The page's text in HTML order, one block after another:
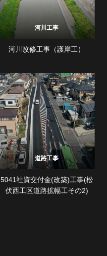
河川工事
河川改修工事（護岸工）
道路工事
5041社資交付金(改築)工事(松
伏西工区道路拡幅工その2)